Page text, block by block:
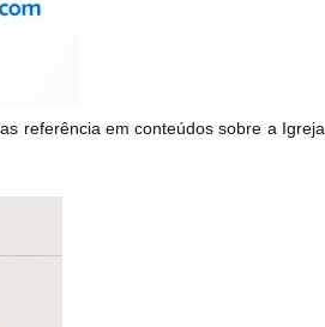
referência em conteúdos sobre a Igreja